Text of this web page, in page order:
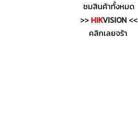
ชมสินค้าทั้งหมด
>> HIKVISION <<
คลิกเลยจร้า